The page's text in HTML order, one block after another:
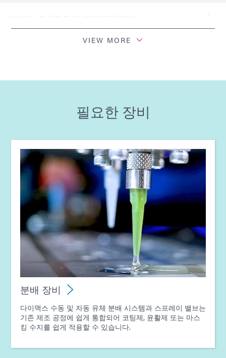
가이드: 항공우주 및 방위(유럽|EN)
가이드: 분배 장비(유럽|EN)
가이드: 항공우주 및 방위(아시아|EN)
가이드: 광중합 장비(아시아|EN)
가이드: 분배 장비(아시아|EN)
VIEW MORE
필요한 장비
분배 장비
다이맥스 수동 및 자동 유체 분배 시스템과 스프레이 밸브는
기존 제조 공정에 쉽게 통합되어 코팅제, 윤활제 또는 마스
킹 수지를 쉽게 적용할 수 있습니다.